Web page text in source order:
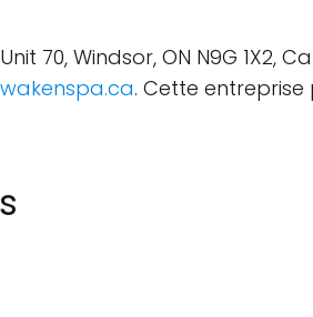
70, Windsor, ON N9G 1X2,
. Cette